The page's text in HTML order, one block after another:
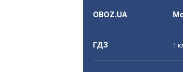
OBOZ.UA
ГДЗ 1